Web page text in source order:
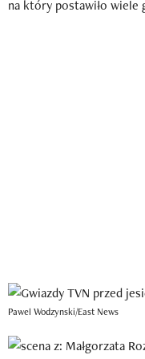
na który postawiło wiele
Pawel Wodzynski/East News